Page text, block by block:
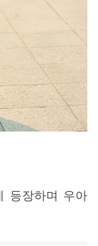
등장하며 우아